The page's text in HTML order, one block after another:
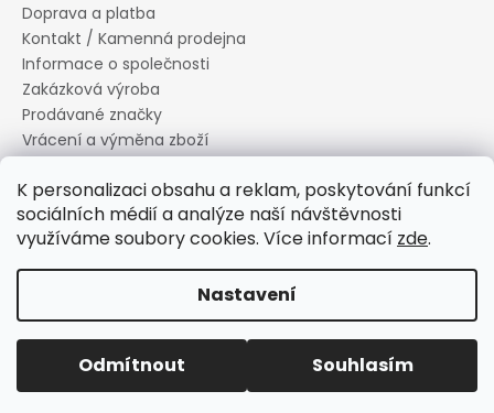
K personalizaci obsahu a reklam, poskytování funkcí
sociálních médií a analýze naší návštěvnosti
využíváme soubory cookies. Více informací zde.
Nastavení
Odmítnout Souhlasím
Doprava a platba
Kontakt / Kamenná prodejna
Informace o společnosti
Zakázková výroba
Prodávané značky
Vrácení a výměna zboží
Informace o souborech cookies
Reklamační řád
Obchodní podmínky
Copyright 2026Canard s.r.o.. Všechna práva vyhrazena.
Upravit nastavení cookies